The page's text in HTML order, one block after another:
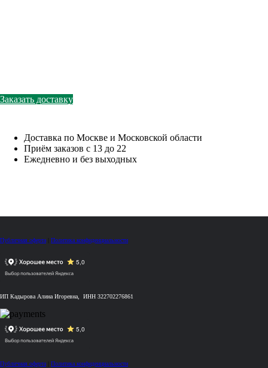
Заказать доставку
Доставка по Москве и Московской области
Приём заказов с 13 до 22
Ежедневно и без выходных
Публичная оферта Политика конфиденциальности
ИП Кадырова Алина Игоревна, ИНН 322702276861
Публичная оферта Политика конфиденциальности